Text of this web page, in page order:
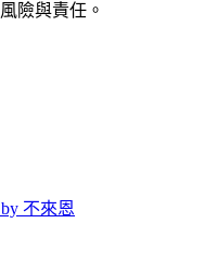
險與責任。
不來恩